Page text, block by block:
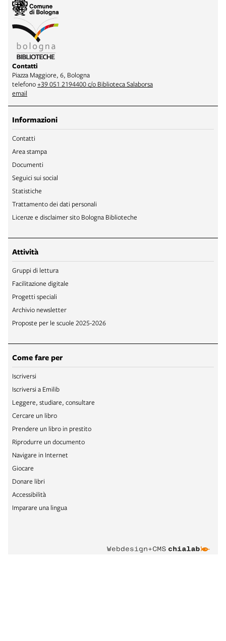
Contatti
Piazza Maggiore, 6, Bologna
telefono+39 051 2194400 c/o Biblioteca Salaborsa
email
Informazioni
Contatti
Area stampa
Documenti
Seguici sui social
Statistiche
Trattamento dei dati personali
Licenze e disclaimer sito Bologna Biblioteche
Attività
Gruppi di lettura
Facilitazione digitale
Progetti speciali
Archivio newsletter
Proposte per le scuole 2025-2026
Come fare per
Iscriversi
Iscriversi a Emilib
Leggere, studiare, consultare
Cercare un libro
Prendere un libro in prestito
Riprodurre un documento
Navigare in Internet
Giocare
Donare libri
Accessibilità
Imparare una lingua